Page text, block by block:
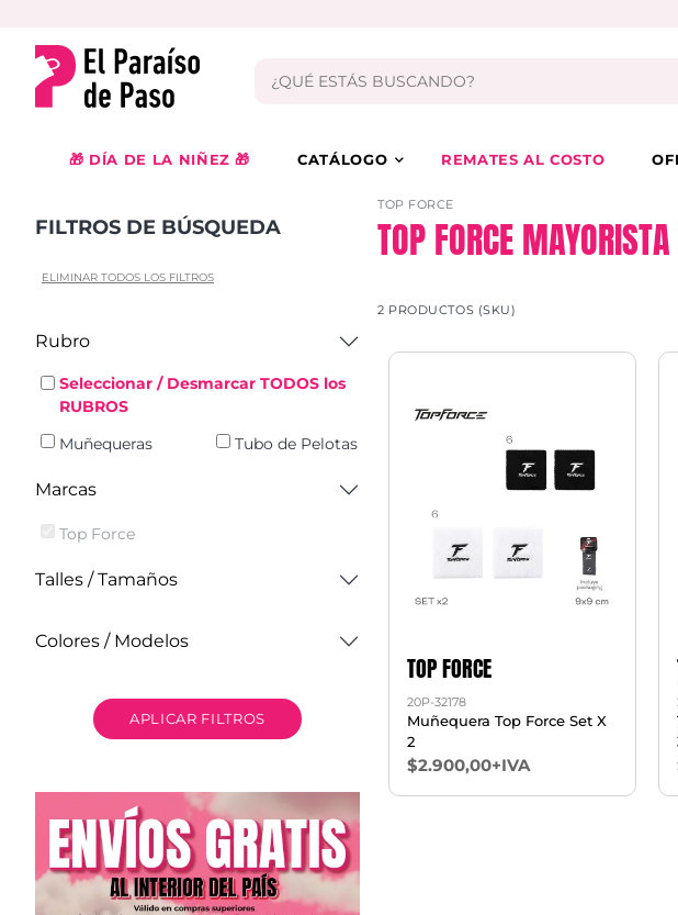
🎁 DÍA DE LA NIÑEZ 🎁 CATÁLOGO REMATES AL COSTO
FILTROS DE BÚSQUEDA
ELIMINAR TODOS LOS FILTROS
Rubro
Seleccionar / Desmarcar TODOS los
RUBROS
Muñequeras
Tubo de Pelotas
Marcas
Top Force
Talles / Tamaños
Colores / Modelos
APLICAR FILTROS
TOP FORCE
TOP FORCE
2 PRODUCTOS (SKU)
TOP FORCE
20P-32178
Muñequera Top Force Set X
2
$2.900,00+IVA